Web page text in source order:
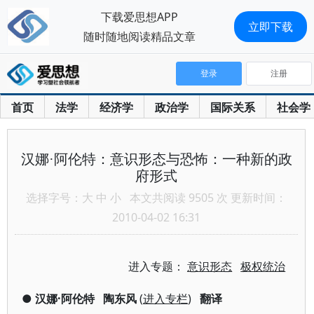
首页 法学 经济学 政治学 国际关系 社会学
登录 注册
汉娜·阿伦特：意识形态与恐怖：一种新的政
府形式
选择字号： 大 中 小 本文共阅读 9505 次 更新时间：
2010-04-02 16:31
进入专题：意识形态 极权统治
● 汉娜·阿伦特 陶东风(进入专栏) 翻译
下载爱思想APP
随时随地阅读精品文章
立即下载